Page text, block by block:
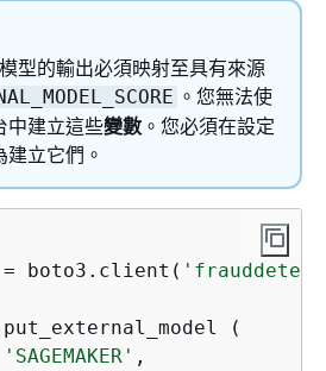
型的輸出必須映射至具有來源
。您無法使
中建立這些變數 。您必須在設定
立它們。
= boto3.client(
(
'SAGEMAKER' ,